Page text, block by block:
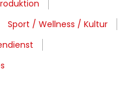
Sport / Wellness / Kultur